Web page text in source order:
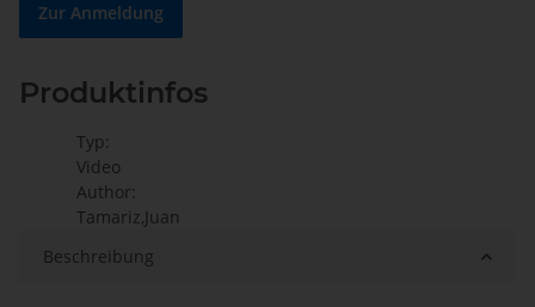
Zur Anmeldung
Produktinfos
Typ:
Video
Author:
Tamariz,Juan
Beschreibung